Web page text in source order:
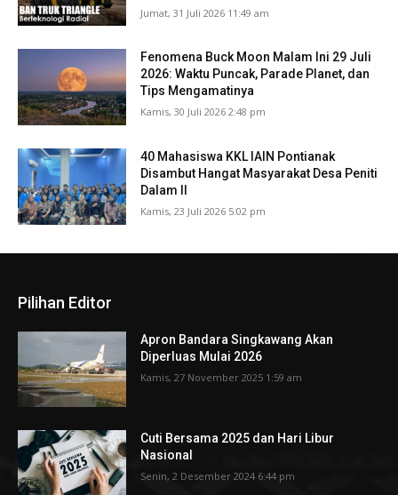
Jumat, 31 Juli 2026 11:49 am
Fenomena Buck Moon Malam Ini 29 Juli
2026: Waktu Puncak, Parade Planet, dan
Tips Mengamatinya
Kamis, 30 Juli 2026 2:48 pm
40 Mahasiswa KKL IAIN Pontianak
Disambut Hangat Masyarakat Desa Peniti
Dalam II
Kamis, 23 Juli 2026 5:02 pm
Pilihan Editor
Apron Bandara Singkawang Akan
Diperluas Mulai 2026
Kamis, 27 November 2025 1:59 am
Cuti Bersama 2025 dan Hari Libur
Nasional
Senin, 2 Desember 2024 6:44 pm